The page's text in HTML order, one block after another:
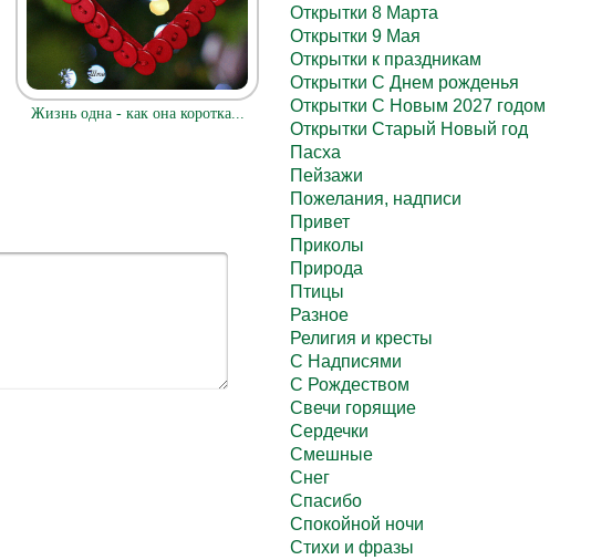
Жизнь одна - как она коротка...
Открытки 8 Марта
Открытки 9 Мая
Открытки к праздникам
Открытки С Днем рожденья
Открытки С Новым 2027 годом
Открытки Старый Новый год
Пасха
Пейзажи
Пожелания, надписи
Привет
Приколы
Природа
Птицы
Разное
Религия и кресты
С Надписями
С Рождеством
Свечи горящие
Сердечки
Смешные
Снег
Спасибо
Спокойной ночи
Стихи и фразы